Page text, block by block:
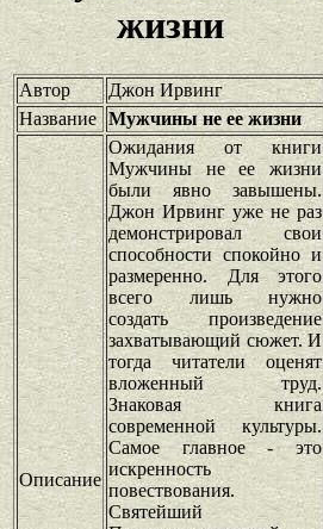
жизни
Автор
Джон Ирвинг
Название Мужчины не ее жизни
Описание
Ожидания от книги
Мужчины не ее жизни
были явно завышены.
Джон Ирвинг уже не раз
демонстрировал свои
способности спокойно и
размеренно. Для этого
всего лишь нужно
создать произведение
захватывающий сюжет. И
тогда читатели оценят
вложенный труд.
Знаковая книга
современной культуры.
Самое главное - это
искренность
повествования.
Святейший